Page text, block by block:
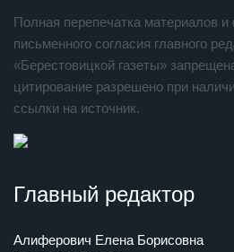
Полная перепечатка материалов
письменного согласия главного
«Берестовицкой газеты»
цитирование разрешено при
ссылки на источник.
Главный редактор
Алиферович Елена Борисовна